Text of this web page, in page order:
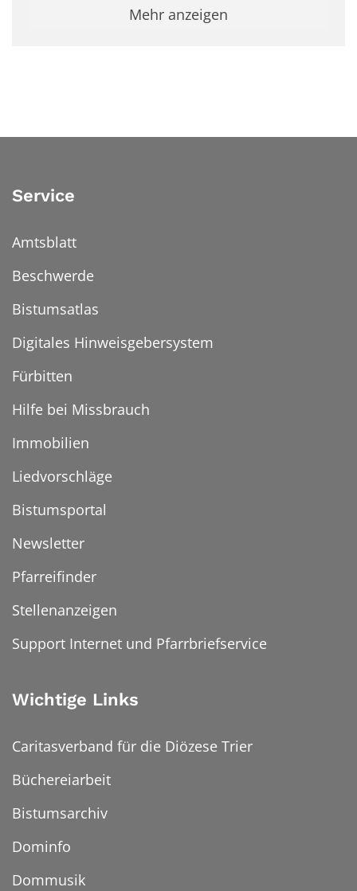
Mehr anzeigen
Service
Amtsblatt
Beschwerde
Bistumsatlas
Digitales Hinweisgebersystem
Fürbitten
Hilfe bei Missbrauch
Immobilien
Liedvorschläge
Bistumsportal
Newsletter
Pfarreifinder
Stellenanzeigen
Support Internet und Pfarrbriefservice
Wichtige Links
Caritasverband für die Diözese Trier
Büchereiarbeit
Bistumsarchiv
Dominfo
Dommusik